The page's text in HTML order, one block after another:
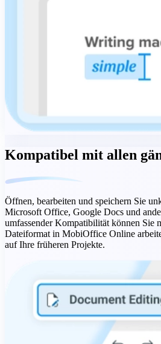
Kompatibel mit allen
Öffnen, bearbeiten und speichern Sie
Microsoft Office, Google Docs und
umfassender Kompatibilität können Sie
Dateiformat in MobiOffice Online
auf Ihre früheren Projekte.